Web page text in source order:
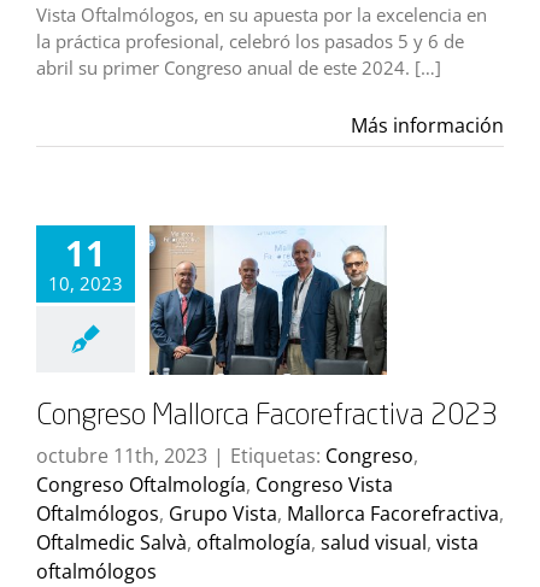
Vista Oftalmólogos, en su apuesta por la excelencia en
la práctica profesional, celebró los pasados 5 y 6 de
abril su primer Congreso anual de este 2024. […]
Más información
11
10, 2023
Congreso Mallorca Facorefractiva 2023
octubre 11th, 2023 | Etiquetas: Congreso,
Congreso Oftalmología, Congreso Vista
Oftalmólogos, Grupo Vista, Mallorca Facorefractiva,
Oftalmedic Salvà, oftalmología, salud visual, vista
oftalmólogos